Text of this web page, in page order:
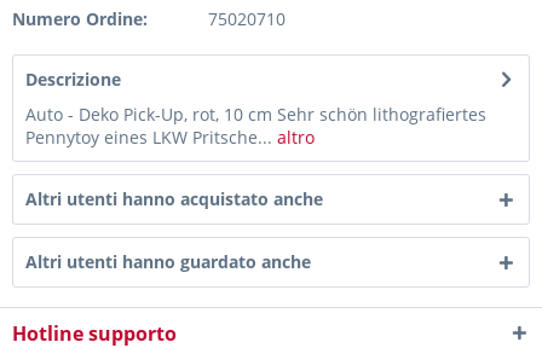
Numero Ordine: 75020710
Descrizione
Auto - Deko Pick-Up, rot, 10 cm Sehr schön lithografiertes
Pennytoy eines LKW Pritsche... altro
Altri utenti hanno acquistato anche
Altri utenti hanno guardato anche
Hotline supporto